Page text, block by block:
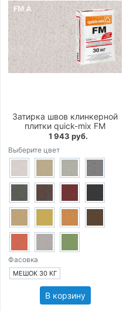
Затирка швов клинкерной
плитки quick-mix FM
1 943 руб.
Выберите цвет
Фасовка
МЕШОК 30 КГ
В корзину